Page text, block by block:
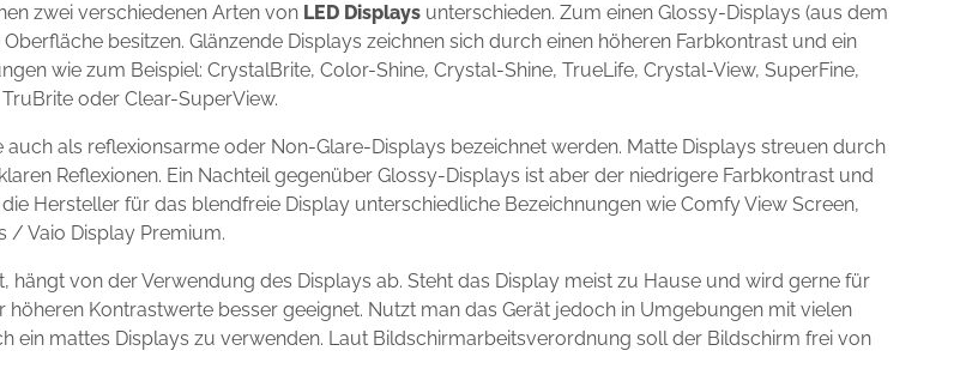
zwei verschiedenen Arten von LED Displays unterschieden. Zum einen Glossy-Displays (aus dem
besitzen. Glänzende Displays zeichnen sich durch einen höheren Farbkontrast und ein
wie zum Beispiel: CrystalBrite, Color-Shine, Crystal-Shine, TrueLife, Crystal-View, SuperFine,
oder Clear-SuperView.
als reflexionsarme oder Non-Glare-Displays bezeichnet werden. Matte Displays streuen durch
Reflexionen. Ein Nachteil gegenüber Glossy-Displays ist aber der niedrigere Farbkontrast und
Hersteller für das blendfreie Display unterschiedliche Bezeichnungen wie Comfy View Screen,
/ Vaio Display Premium.
hängt von der Verwendung des Displays ab. Steht das Display meist zu Hause und wird gerne für
Kontrastwerte besser geeignet. Nutzt man das Gerät jedoch in Umgebungen mit vielen
ein mattes Displays zu verwenden. Laut Bildschirmarbeitsverordnung soll der Bildschirm frei von